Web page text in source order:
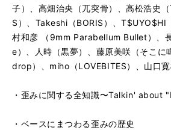
子）、高畑治央（兀突骨）、高松浩史
S）、Takeshi（BORIS）、T$UYO$HI
村和彦 （9mm Parabellum Bullet）、
e）、人時（黒夢）、藤原美咲（そこに
drop）、miho（LOVEBITES）、山口
・歪みに関する全知識〜Talkin' about
・ベースにまつわる歪みの歴史